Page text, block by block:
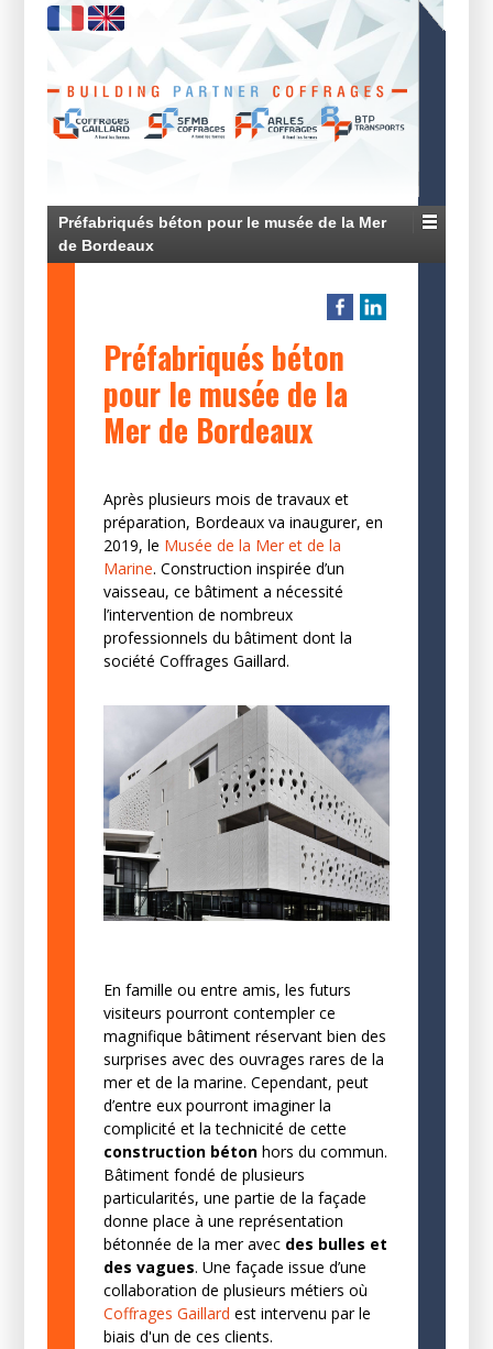
Préfabriqués béton pour le musée de la Mer
de Bordeaux
Préfabriqués béton
pour le musée de la
Mer de Bordeaux
Après plusieurs mois de travaux et
préparation, Bordeaux va inaugurer, en
2019, le Musée de la Mer et de la
Marine. Construction inspirée d’un
vaisseau, ce bâtiment a nécessité
l’intervention de nombreux
professionnels du bâtiment dont la
société Coffrages Gaillard.
En famille ou entre amis, les futurs
visiteurs pourront contempler ce
magnifique bâtiment réservant bien des
surprises avec des ouvrages rares de la
mer et de la marine. Cependant, peut
d’entre eux pourront imaginer la
complicité et la technicité de cette
construction bétonhors du commun.
Bâtiment fondé de plusieurs
particularités, une partie de la façade
donne place à une représentation
bétonnée de la mer avec des bulles et
des vagues. Une façade issue d’une
collaboration de plusieurs métiers où
Coffrages Gaillard est intervenu par le
biais d'un de ces clients.